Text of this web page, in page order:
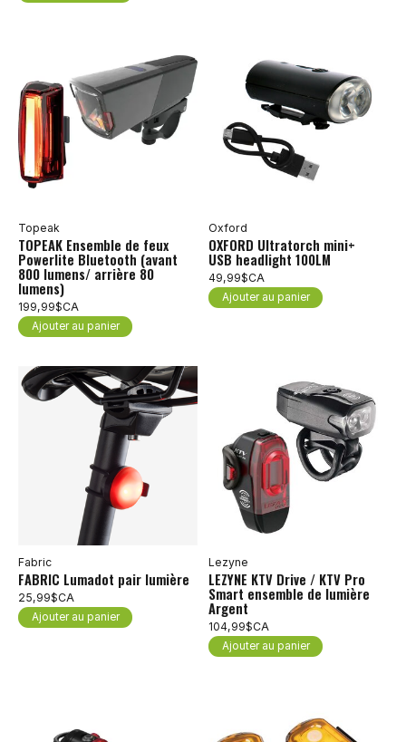
Topeak
TOPEAK Ensemble de feux
Powerlite Bluetooth (avant
800 lumens/ arrière 80
lumens)
199,99$CA
Ajouter au panier
Oxford
OXFORD Ultratorch mini+
USB headlight 100LM
49,99$CA
Ajouter au panier
Fabric
FABRIC Lumadot pair lumière
25,99$CA
Ajouter au panier
Lezyne
LEZYNE KTV Drive / KTV Pro
Smart ensemble de lumière
Argent
104,99$CA
Ajouter au panier